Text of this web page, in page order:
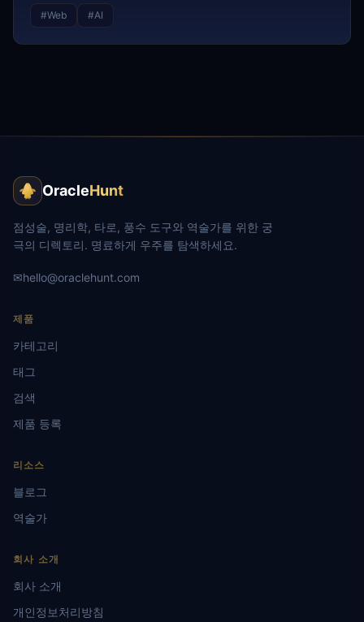
#Web #AI
OracleHunt
점성술, 명리학, 타로, 풍수 도구와 역술가를 위한 궁
극의 디렉토리. 명료하게 우주를 탐색하세요.
✉hello@oraclehunt.com
제품
카테고리
태그
검색
제품 등록
리소스
블로그
역술가
회사 소개
회사 소개
개인정보처리방침